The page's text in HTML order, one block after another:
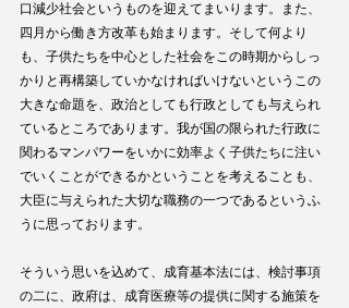
口減少社会というものを迎えてまいります。また、
四月から働き方改革も始まります。そして何より
も、子供たちを中心とした社会をこの時期からしっ
かりと再構築していかなければいけないというこの
大きな命題を、政治としても行政としても与えられ
ているところであります。我が国の限られた行政に
関わるマンパワーをいかに効率よく子供たちに注い
でいくことができるかということを考えることも、
大臣に与えられた大切な職務の一つであるというふ
うに思っております。
そういう思いを込めて、成育基本法には、検討事項
の二に、政府は、成育医療等の提供に関する施策を